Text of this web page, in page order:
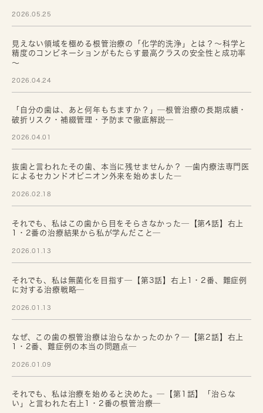
2026.05.25
見えない領域を極める根管治療の「化学的洗浄」とは？～科学と
精度のコンビネーションがもたらす最高クラスの安全性と成功率
～
2026.04.24
「自分の歯は、あと何年もちますか？」─根管治療の長期成績・
破折リスク・補綴管理・予防まで徹底解説─
2026.04.01
抜歯と言われたその歯、本当に残せませんか？ ―歯内療法専門医
によるセカンドオピニオン外来を始めました―
2026.02.18
それでも、私はこの歯から目をそらさなかった─【第4話】右上
1・2番の治療結果から私が学んだこと─
2026.01.13
それでも、私は無菌化を目指す─【第3話】右上1・2番、難症例
に対する治療戦略─
2026.01.13
なぜ、この歯の根管治療は治らなかったのか？─【第2話】右上
1・2番、難症例の本当の問題点─
2026.01.09
それでも、私は治療を始めると決めた。─【第1話】「治らな
い」と言われた右上1・2番の根管治療─